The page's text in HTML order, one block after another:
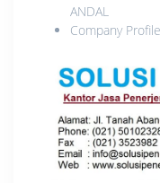
ANDAL
Company